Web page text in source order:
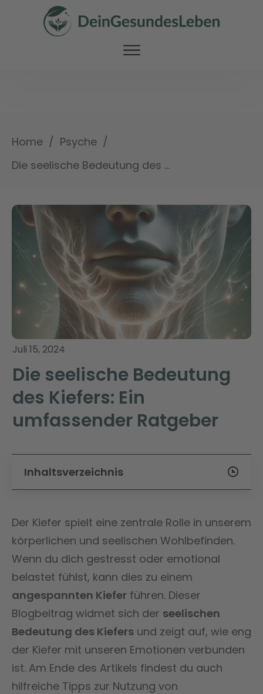
Home / Psyche /
Die seelische Bedeutung des Kiefers: Ein umfassender Ratgeber
Juli 15, 2024
Die seelische Bedeutung
des Kiefers: Ein
umfassender Ratgeber
Inhaltsverzeichnis
Der Kiefer spielt eine zentrale Rolle in unserem
körperlichen und seelischen Wohlbefinden.
Wenn du dich gestresst oder emotional
belastet fühlst, kann dies zu einem
angespannten Kiefer führen. Dieser
Blogbeitrag widmet sich der seelischen
Bedeutung des Kiefers und zeigt auf, wie eng
der Kiefer mit unseren Emotionen verbunden
ist. Am Ende des Artikels findest du auch
hilfreiche Tipps zur Nutzung von